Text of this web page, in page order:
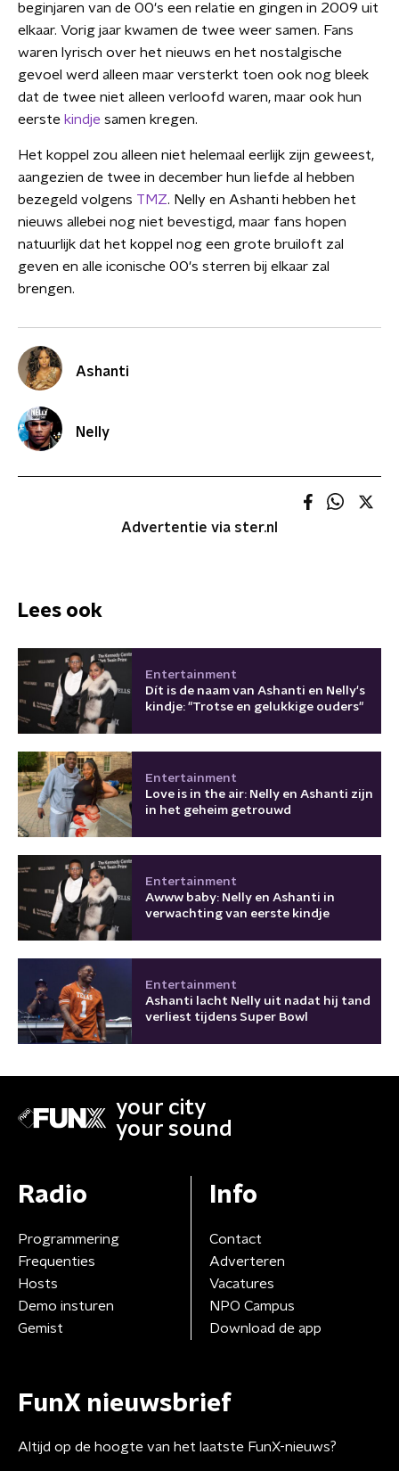
beginjaren van de 00's een relatie en gingen in 2009 uit
elkaar. Vorig jaar kwamen de twee weer samen. Fans
waren lyrisch over het nieuws en het nostalgische
gevoel werd alleen maar versterkt toen ook nog bleek
dat de twee niet alleen verloofd waren, maar ook hun
eerste kindje samen kregen.
Het koppel zou alleen niet helemaal eerlijk zijn geweest,
aangezien de twee in december hun liefde al hebben
bezegeld volgens TMZ. Nelly en Ashanti hebben het
nieuws allebei nog niet bevestigd, maar fans hopen
natuurlijk dat het koppel nog een grote bruiloft zal
geven en alle iconische 00's sterren bij elkaar zal
brengen.
Ashanti
Nelly
Advertentie via ster.nl
Lees ook
Entertainment
Dít is de naam van Ashanti en Nelly's
kindje: "Trotse en gelukkige ouders"
Entertainment
Love is in the air: Nelly en Ashanti zijn
in het geheim getrouwd
Entertainment
Awww baby: Nelly en Ashanti in
verwachting van eerste kindje
Entertainment
Ashanti lacht Nelly uit nadat hij tand
verliest tijdens Super Bowl
your city
your sound
Radio
Programmering
Frequenties
Hosts
Demo insturen
Gemist
Info
Contact
Adverteren
Vacatures
NPO Campus
Download de app
FunX nieuwsbrief
Altijd op de hoogte van het laatste FunX-nieuws?